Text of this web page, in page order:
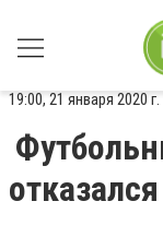
19:00, 21 января 2020 г.